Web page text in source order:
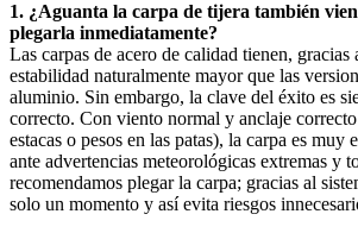
1. ¿Aguanta la carpa de tijera también
plegarla inmediatamente?
Las carpas de acero de calidad tienen, gracias
estabilidad naturalmente mayor que las
aluminio. Sin embargo, la clave del éxito es
correcto. Con viento normal y anclaje
estacas o pesos en las patas), la carpa es muy
ante advertencias meteorológicas extremas y
recomendamos plegar la carpa; gracias al
solo un momento y así evita riesgos